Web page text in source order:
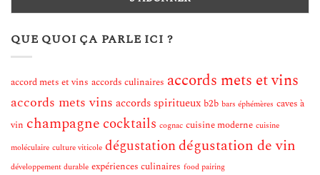
QUE QUOI ÇA PARLE ICI ?
accord mets et vins accords culinaires accords mets et vins
accords mets vins accords spiritueux b2b bars éphémères caves à
vin champagne cocktails cognac cuisine moderne cuisine
moléculaire culture viticole dégustationdégustation de vin
développement durable expériences culinaires food pairing